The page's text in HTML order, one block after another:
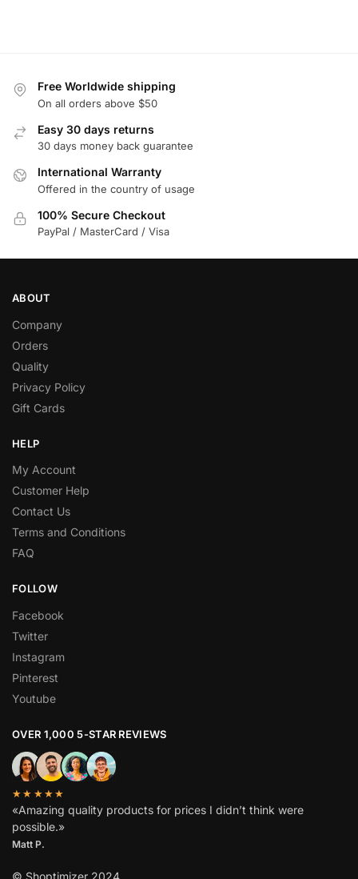
Free Worldwide shipping
On all orders above $50
Easy 30 days returns
30 days money back guarantee
International Warranty
Offered in the country of usage
100% Secure Checkout
PayPal / MasterCard / Visa
ABOUT
Company
Orders
Quality
Privacy Policy
Gift Cards
HELP
My Account
Customer Help
Contact Us
Terms and Conditions
FAQ
FOLLOW
Facebook
Twitter
Instagram
Pinterest
Youtube
OVER 1,000 5-STAR REVIEWS
★★★★★
«Amazing quality products for prices I didn’t think were
possible.»
Matt P.
© Shoptimizer 2024